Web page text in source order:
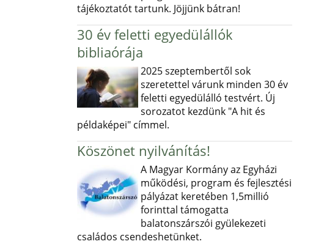
tájékoztatót tartunk. Jöjjünk bátran!
30 év feletti egyedülállók
bibliaórája
2025 szeptembertől sok
szeretettel várunk minden 30 év
feletti egyedülálló testvért. Új
sorozatot kezdünk "A hit és
példaképei" címmel.
Köszönet nyilvánítás!
A Magyar Kormány az Egyházi
működési, program és fejlesztési
pályázat keretében 1,5millió
forinttal támogatta
balatonszárszói gyülekezeti
családos csendeshetünket.